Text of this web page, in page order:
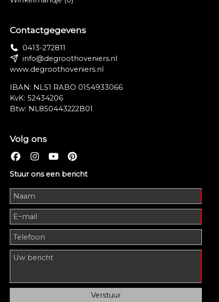
Contactgegevens
0413-272811
info@degroothoveniers.nl
www.degroothoveniers.nl
IBAN: NL51 RABO 0154933066
KvK: 52434206
Btw: NL850443222B01
Volg ons
Stuur ons een bericht